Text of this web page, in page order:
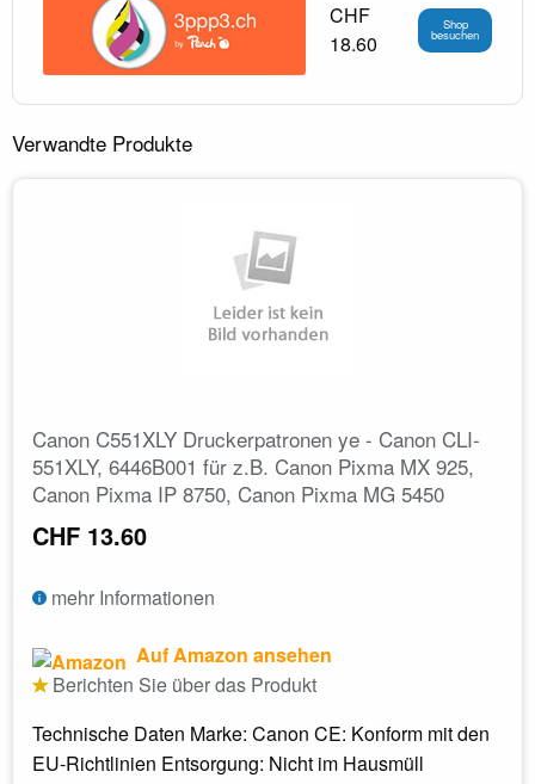
CHF
18.60
Shop
besuchen
Verwandte Produkte
Canon C551XLY Druckerpatronen ye - Canon CLI-
551XLY, 6446B001 für z.B. Canon Pixma MX 925,
Canon Pixma IP 8750, Canon Pixma MG 5450
CHF 13.60
mehr Informationen
Auf Amazon ansehen
Berichten Sie über das Produkt
Technische Daten Marke: Canon CE: Konform mit den
EU-Richtlinien Entsorgung: Nicht im Hausmüll